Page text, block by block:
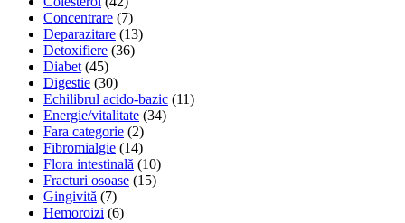
Concentrare (7)
Deparazitare (13)
Detoxifiere (36)
Diabet (45)
Digestie (30)
Echilibrul acido-bazic (11)
Energie/vitalitate (34)
Fara categorie (2)
Fibromialgie (14)
Flora intestinală (10)
Fracturi osoase (15)
Gingivită (7)
Hemoroizi (6)